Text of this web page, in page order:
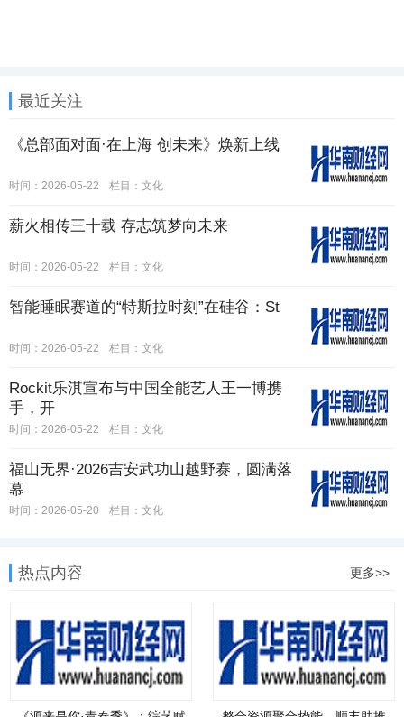
最近关注
《总部面对面·在上海 创未来》焕新上线
时间：2026-05-22 栏目： 文化
薪火相传三十载 存志筑梦向未来
时间：2026-05-22 栏目： 文化
智能睡眠赛道的“特斯拉时刻”在硅谷：St
时间：2026-05-22 栏目： 文化
Rockit乐淇宣布与中国全能艺人王一博携
手，开
时间：2026-05-22 栏目： 文化
福山无界·2026吉安武功山越野赛，圆满落
幕
时间：2026-05-20 栏目： 文化
热点内容 更多>>